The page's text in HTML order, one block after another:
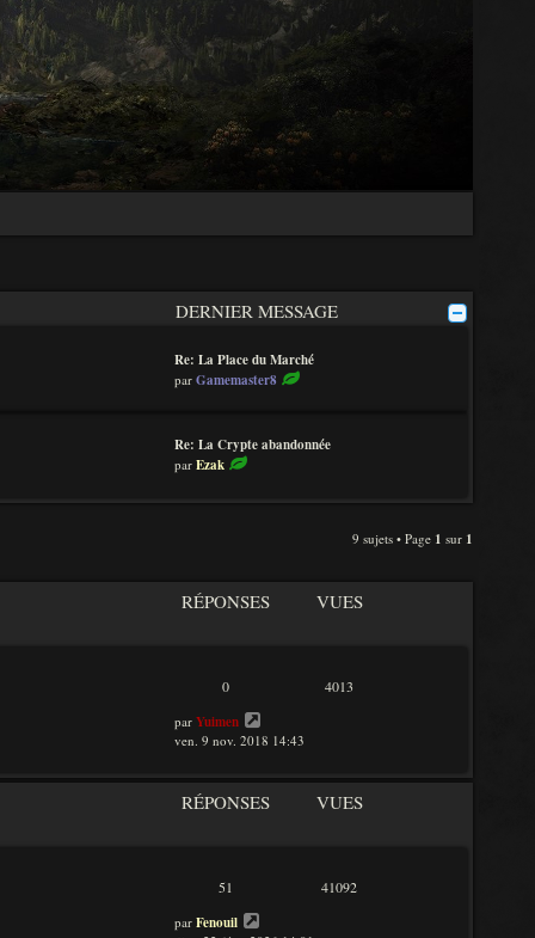
DERNIER MESSAGE
Re: La Place du Marché
par Gamemaster8
l
e
Re: La Crypte abandonnée
par Ezak
e
r
e
s
s
g
e
9 sujets • Page 1 sur 1
RÉPONSES
VUES
0 4013
par Yuimen
ven. 9 nov. 2018 14:43
RÉPONSES
VUES
51 41092
par Fenouil